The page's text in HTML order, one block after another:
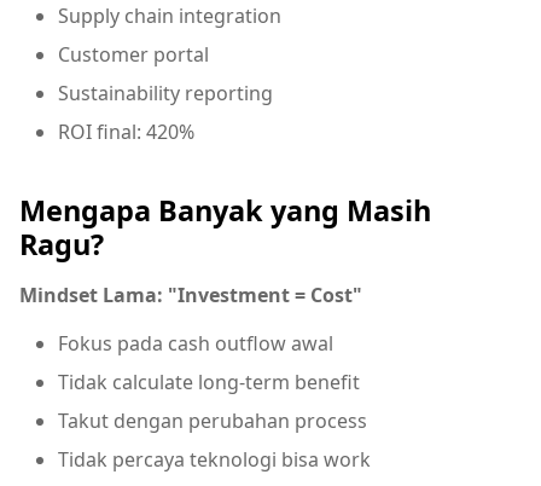
Supply chain integration
Customer portal
Sustainability reporting
ROI final: 420%
Mengapa Banyak yang Masih
Ragu?
Mindset Lama: "Investment = Cost"
Fokus pada cash outflow awal
Tidak calculate long-term benefit
Takut dengan perubahan process
Tidak percaya teknologi bisa work